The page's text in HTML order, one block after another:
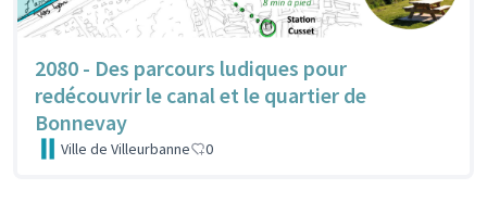
2080 - Des parcours ludiques pour
redécouvrir le canal et le quartier de
Bonnevay
Ville de Villeurbanne 0